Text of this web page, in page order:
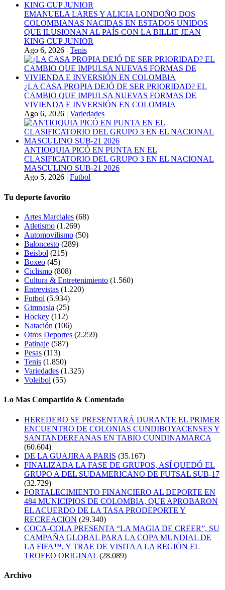
EMANUELA LARES Y ALICIA LONDOÑO DOS
COLOMBIANAS NACIDAS EN ESTADOS UNIDOS
QUE ILUSIONAN AL PAÍS CON LA BILLIE JEAN
KING CUP JUNIOR
Ago 6, 2026
Tenis
¿LA CASA PROPIA DEJÓ DE SER PRIORIDAD? EL
CAMBIO QUE IMPULSA NUEVAS FORMAS DE
VIVIENDA E INVERSIÓN EN COLOMBIA
Ago 6, 2026
Variedades
ANTIOQUIA PICÓ EN PUNTA EN EL
CLASIFICATORIO DEL GRUPO 3 EN EL NACIONAL
MASCULINO SUB-21 2026
Ago 5, 2026
Futbol
Tu deporte favorito
Artes Marciales (68)
Atletismo (1.269)
Automovilismo (50)
Baloncesto (289)
Beisbol (215)
Boxeo (45)
Ciclismo (808)
Cultura & Entretenimiento (1.560)
Entrevistas (1.220)
Futbol (5.934)
Gimnasia (25)
Hockey (112)
Natación (106)
Otros Deportes (2.259)
Patinaje (587)
Pesas (113)
Tenis (1.850)
Variedades (1.325)
Voleibol (55)
Lo Mas Compartido & Comentado
HEREDERO SE PRESENTARÁ DURANTE EL PRIMER
ENCUENTRO DE COLONIAS CUNDIBOYACENSES Y
SANTANDEREANAS EN TABIO CUNDINAMARCA
(60.604)
DE LA GUAJIRA A PARIS (35.167)
FINALIZADA LA FASE DE GRUPOS, ASÍ QUEDÓ EL
GRUPO A DEL SUDAMERICANO DE FUTSAL SUB-17
(32.729)
FORTALECIMIENTO FINANCIERO AL DEPORTE EN
484 MUNICIPIOS DE COLOMBIA, QUE APROBARON
EL ACUERDO DE LA TASA PRODEPORTE Y
RECREACION (29.340)
COCA-COLA PRESENTA “LA MAGIA DE CREER”, SU
CAMPAÑA GLOBAL PARA LA COPA MUNDIAL DE
LA FIFA™, Y TRAE DE VISITA A LA REGIÓN EL
TROFEO ORIGINAL (28.089)
Archivo